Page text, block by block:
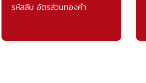
รหัสลับ อัตรส่วนทองคำ